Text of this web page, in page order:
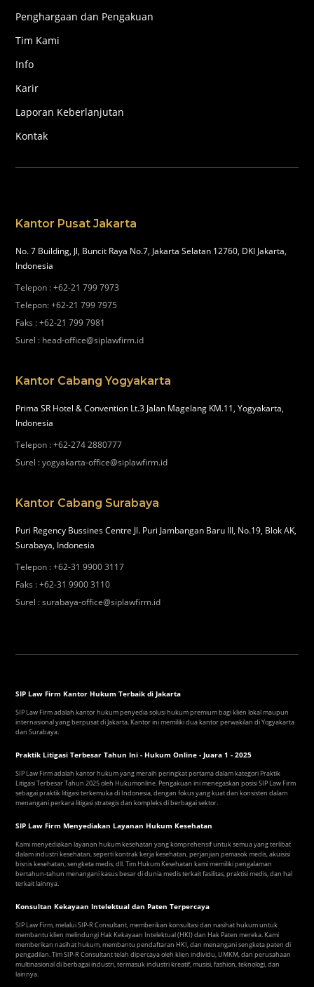
Penghargaan dan Pengakuan
Tim Kami
Info
Karir
Laporan Keberlanjutan
Kontak
Kantor Pusat Jakarta
No. 7 Building, Jl, Buncit Raya No.7, Jakarta Selatan 12760, DKI Jakarta,
Indonesia
Telepon :+62-21 799 7973
Telepon:+62-21 799 7975
Faks :+62-21 799 7981
Surel : head-office@siplawfirm.id
Kantor Cabang Yogyakarta
Prima SR Hotel & Convention Lt.3 Jalan Magelang KM.11, Yogyakarta,
Indonesia
Telepon :+62-274 2880777
Surel :yogyakarta-office@siplawfirm.id
Kantor Cabang Surabaya
Puri Regency Bussines Centre Jl. Puri Jambangan Baru III, No.19, Blok AK,
Surabaya, Indonesia
Telepon :+62-31 9900 3117
Faks :+62-31 9900 3110
Surel :surabaya-office@siplawfirm.id
SIP Law Firm Kantor Hukum Terbaik di Jakarta
SIP Law Firm adalah kantor hukum penyedia solusi hukum premium bagi klien lokal maupun
internasional yang berpusat di Jakarta. Kantor ini memiliki dua kantor perwakilan di Yogyakarta
dan Surabaya.
Praktik Litigasi Terbesar Tahun Ini - Hukum Online - Juara 1 - 2025
SIP Law Firm adalah kantor hukum yang meraih peringkat pertama dalam kategori Praktik
Litigasi Terbesar Tahun 2025 oleh Hukumonline. Pengakuan ini menegaskan posisi SIP Law Firm
sebagai praktik litigasi terkemuka di Indonesia, dengan fokus yang kuat dan konsisten dalam
menangani perkara litigasi strategis dan kompleks di berbagai sektor.
SIP Law Firm Menyediakan Layanan Hukum Kesehatan
Kami menyediakan layanan hukum kesehatan yang komprehensif untuk semua yang terlibat
dalam industri kesehatan, seperti kontrak kerja kesehatan, perjanjian pemasok medis, akuisisi
bisnis kesehatan, sengketa medis, dll. Tim Hukum Kesehatan kami memiliki pengalaman
bertahun-tahun menangani kasus besar di dunia medis terkait fasilitas, praktisi medis, dan hal
terkait lainnya.
Konsultan Kekayaan Intelektual dan Paten Terpercaya
SIP Law Firm, melalui SIP-R Consultant, memberikan konsultasi dan nasihat hukum untuk
membantu klien melindungi Hak Kekayaan Intelektual (HKI) dan Hak Paten mereka. Kami
memberikan nasihat hukum, membantu pendaftaran HKI, dan menangani sengketa paten di
pengadilan. Tim SIP-R Consultant telah dipercaya oleh klien individu, UMKM, dan perusahaan
multinasional di berbagai industri, termasuk industri kreatif, musisi, fashion, teknologi, dan
lainnya.